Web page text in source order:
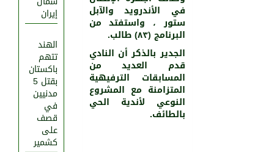
إيران
الهند
تتهم
باكستان
بقتل 5
مدنيين
في
قصف
على
كشمير
في الأندرويد والآبل
ستور ، واستفتد من
البرنامج (٨٣) طالب.
الجدير بالذكر أن النادي
قدم العديد من
المسابقات الترفيهية
المتزامنة مع المشروع
النوعي لأندية الحي
بالطائف.